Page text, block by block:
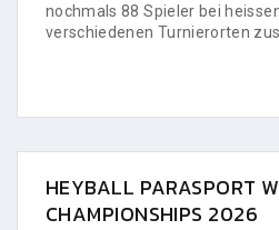
nochmals 88 Spieler bei
verschiedenen Turnierorten
HEYBALL PARASPORT
CHAMPIONSHIPS 2026